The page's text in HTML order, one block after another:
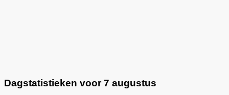
Dagstatistieken voor 7 augustus